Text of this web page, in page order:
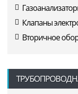
Клапаны
Вторичное